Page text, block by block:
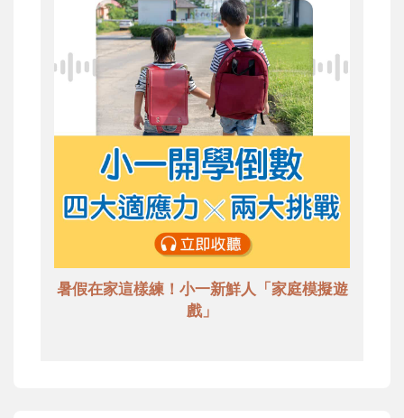
暑假在家這樣練！小一新鮮人「家庭模擬遊
戲」